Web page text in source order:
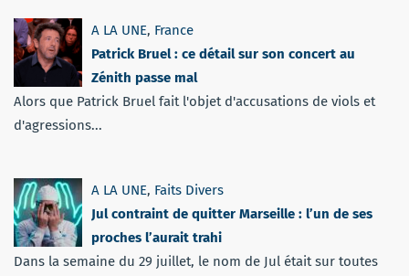
A LA UNE, France
Patrick Bruel : ce détail sur son concert au
Zénith passe mal
Alors que Patrick Bruel fait l'objet d'accusations de viols et
d'agressions...
A LA UNE, Faits Divers
Jul contraint de quitter Marseille : l’un de ses
proches l’aurait trahi
Dans la semaine du 29 juillet, le nom de Jul était sur toutes